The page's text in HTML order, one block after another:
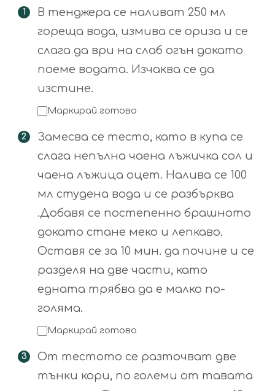
В тенджера се наливат 250 мл
гореща вода, измива се ориза и се
слага да ври на слаб огън докато
поеме водата. Изчаква се да
изстине.
Маркирай готово
Замесва се тесто, като в купа се
слага непълна чаена лъжичка сол и
чаена лъжица оцет. Налива се 100
мл студена вода и се разбърква
.Добавя се постепенно брашното
докато стане меко и лепкаво.
Оставя се за 10 мин. да почине и се
разделя на две части, като
едната трябва да е малко по-
голяма.
Маркирай готово
От тестото се разточват две
тънки кори, по големи от тавата